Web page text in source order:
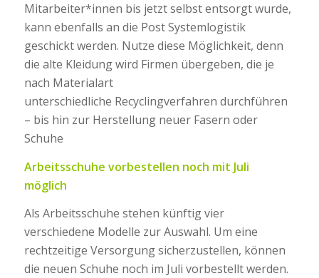
Mitarbeiter*innen bis jetzt selbst entsorgt wurde,
kann ebenfalls an die Post Systemlogistik
geschickt werden. Nutze diese Möglichkeit, denn
die alte Kleidung wird Firmen übergeben, die je
nach Materialart
unterschiedliche Recyclingverfahren durchführen
– bis hin zur Herstellung neuer Fasern oder
Schuhe
Arbeitsschuhe vorbestellen noch mit Juli
möglich
Als Arbeitsschuhe stehen künftig vier
verschiedene Modelle zur Auswahl. Um eine
rechtzeitige Versorgung sicherzustellen, können
die neuen Schuhe noch im Juli vorbestellt werden.